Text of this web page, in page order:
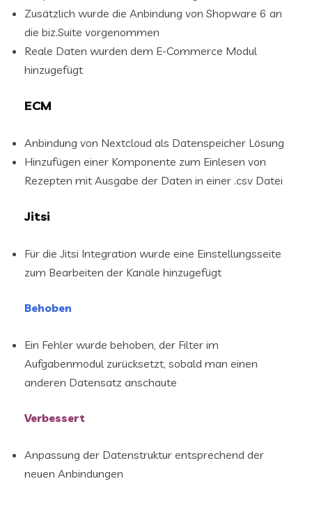
Zusätzlich wurde die Anbindung von Shopware 6 an
die biz.Suite vorgenommen
Reale Daten wurden dem E-Commerce Modul
hinzugefügt
ECM
Anbindung von Nextcloud als Datenspeicher Lösung
Hinzufügen einer Komponente zum Einlesen von
Rezepten mit Ausgabe der Daten in einer .csv Datei
Jitsi
Für die Jitsi Integration wurde eine Einstellungsseite
zum Bearbeiten der Kanäle hinzugefügt
Behoben
Ein Fehler wurde behoben, der Filter im
Aufgabenmodul zurücksetzt, sobald man einen
anderen Datensatz anschaute
Verbessert
Anpassung der Datenstruktur entsprechend der
neuen Anbindungen